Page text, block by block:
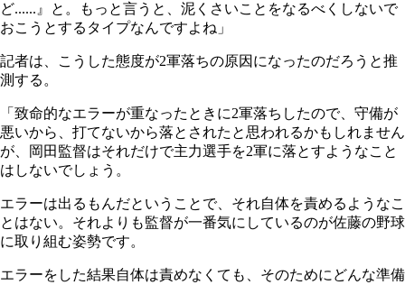
ど......』と。もっと言うと、泥くさいことをなるべくしないで
おこうとするタイプなんですよね」
記者は、こうした態度が2軍落ちの原因になったのだろうと推
測する。
「致命的なエラーが重なったときに2軍落ちしたので、守備が
悪いから、打てないから落とされたと思われるかもしれません
が、岡田監督はそれだけで主力選手を2軍に落とすようなこと
はしないでしょう。
エラーは出るもんだということで、それ自体を責めるようなこ
とはない。それよりも監督が一番気にしているのが佐藤の野球
に取り組む姿勢です。
エラーをした結果自体は責めなくても、そのためにどんな準備